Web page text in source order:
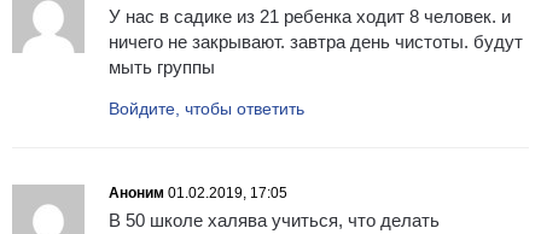
У нас в садике из 21 ребенка ходит 8 человек. и
ничего не закрывают. завтра день чистоты. будут
мыть группы
Войдите, чтобы ответить
Аноним 01.02.2019, 17:05
В 50 школе халява учиться, что делать